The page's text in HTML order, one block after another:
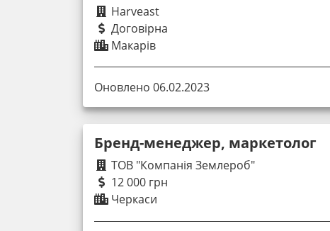
Harveast
Договірна
Макарів
Оновлено 06.02.2023
Бренд-менеджер, маркетолог
ТОВ "Компанія Землероб"
12 000 грн
Черкаси